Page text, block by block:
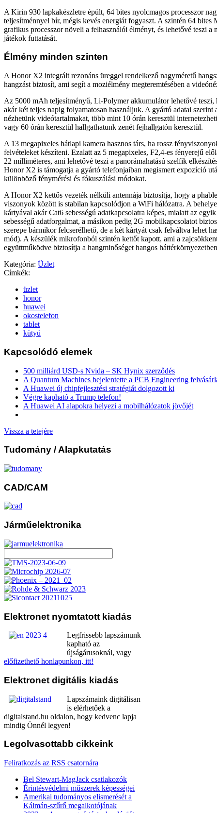
A Kirin 930 lapkakészletre épült, 64 bites nyolcmagos processzor
teljesítménnyel bír, mégis kevés energiát fogyaszt. A szintén 64
grafikus processzor növeli a felhasználói élményt, és lehetővé teszi a
játékok futtatását.
Élmény minden szinten
A Honor X2 integrált rezonáns üreggel rendelkező nagyméretű
hangzást biztosít, ami segít a moziélmény megteremtésében a
Az 5000 mAh teljesítményű, Li-Polymer akkumulátor lehetővé teszi,
akár két teljes napig folyamatosan használjuk. A gyártó adatai szerint
nézhetünk videótartalmakat, több mint 10 órán keresztül
vagy 60 órán keresztül hallgathatunk zenét fejhallgatón keresztül.
A 13 megapixeles hátlapi kamera hasznos társ, ha rossz
felvételeket készíteni. Ezalatt az 5 megapixeles, F2,4-es fényerejű
22 milliméteres, ami lehetővé teszi a panorámahatású szelfik
Honor X2 is támogatja a gyártó telefonjaiban megismert expozíció
különböző fénymérési és fókuszálási módokat.
A Honor X2 kettős vezeték nélküli antennája biztosítja, hogy a
viszonyok között is stabilan kapcsolódjon a WiFi hálózatra. A
kártyával akár Cat6 sebességú adatkapcsolatra képes, mialatt az
sebességű adatforgalmat, a másikon pedig 2G mobilkapcsolatot
szerepe bármikor felcserélhető, de a két kártyát csak felváltva lehet
mód). A készülék mikrofonból szintén kettőt kapott, ami a
együttműködve biztosítja a hangminőséget hangos
Kategória: Üzlet
Címkék:
üzlet
honor
huawei
okostelefon
tablet
kütyü
Kapcsolódó elemek
500 milliárd USD-s Nvida – SK Hynix szerződés
A Quantum Machines bejelentette a PCB Engineering
A Huawei új chipfejlesztési stratégiát dolgozott ki
Végre kapható a Trump telefon!
A Huawei AI alapokra helyezi a mobilhálózatok jövőjét
Vissza a tetejére
Tudomány / Alapkutatás
CAD/CAM
Járműelektronika
Elektronet nyomtatott kiadás
Legfrissebb lapszámunk
kapható az
újságárusoknál, vagy
előfizethető honlapunkon, itt!
Elektronet digitális kiadás
Lapszámaink digitálisan
is elérhetőek a
digitalstand.hu oldalon, hogy kedvenc lapja
mindig Önnél legyen!
Legolvasottabb cikkeink
Feliratkozás az RSS csatornára
Bel Stewart-MagJack csatlakozók
Érintésvédelmi műszerek képességei
Amerikai tudományos elismerését a
Kálmán-szűrő megalkotójának